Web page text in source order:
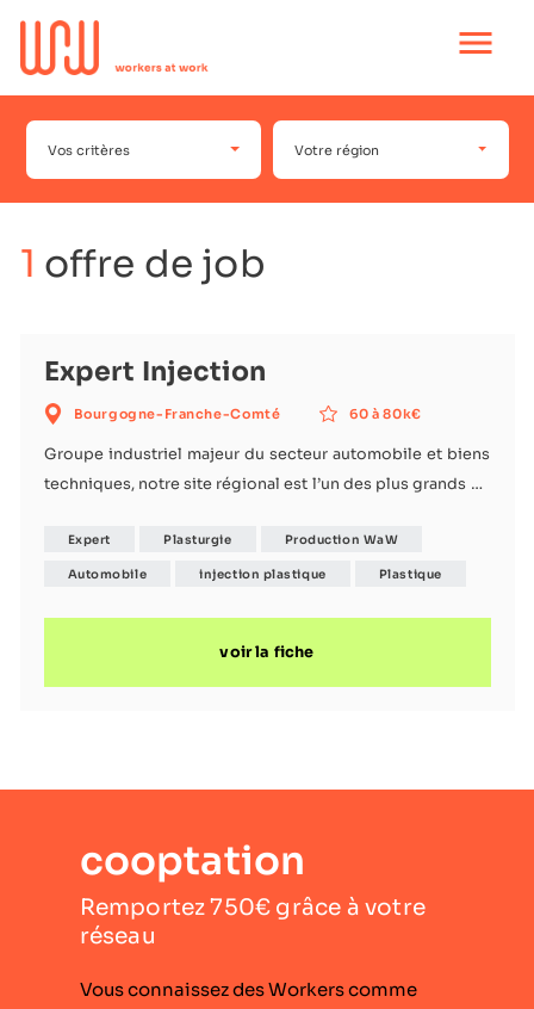
Ouvrir
menu
principal
Vos critères
Votre région
1 offre de job
Expert Injection
Bourgogne-Franche-Comté 60 à 80k€
Groupe industriel majeur du secteur automobile et biens
techniques, notre site régional est l’un des plus grands du
d’investissement et équipement industriel important :
presses d’injection haute capacité, lignes d’assemblage
Expert Plasturgie Production WaW
Automobile injection plastique Plastique
voir la fiche
cooptation
Remportez 750€ grâce à votre
réseau
Vous connaissez des Workers comme